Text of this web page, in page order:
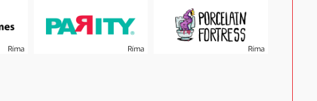
Ríma Ríma Ríma